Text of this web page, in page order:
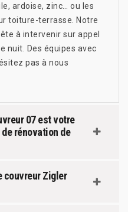
ardoise, zinc… ou les
toiture-terrasse. Notre
à intervenir sur appel
nuit. Des équipes avec
pas à nous
07 est votre
rénovation de
couvreur Zigler